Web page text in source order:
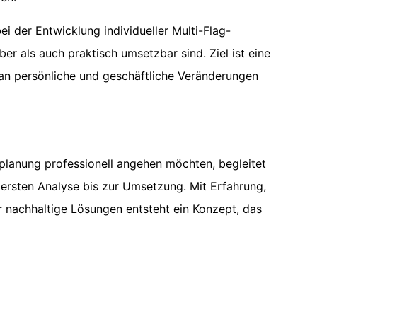
der Entwicklung individueller Multi-Flag-
als auch praktisch umsetzbar sind. Ziel ist eine
persönliche und geschäftliche Veränderungen
professionell angehen möchten, begleitet
Analyse bis zur Umsetzung. Mit Erfahrung,
Lösungen entsteht ein Konzept, das